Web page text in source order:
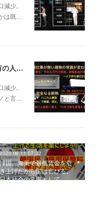
少。
は既…
日本の不動産を無価値にする未曽有の人口減少。ではこれからの建築物はどうなるか。
少。
と言…
2020.06.11 07:32
韓国、無策で最低賃金を引
き上げたから国は亡びる。
日本社会の常識として、…